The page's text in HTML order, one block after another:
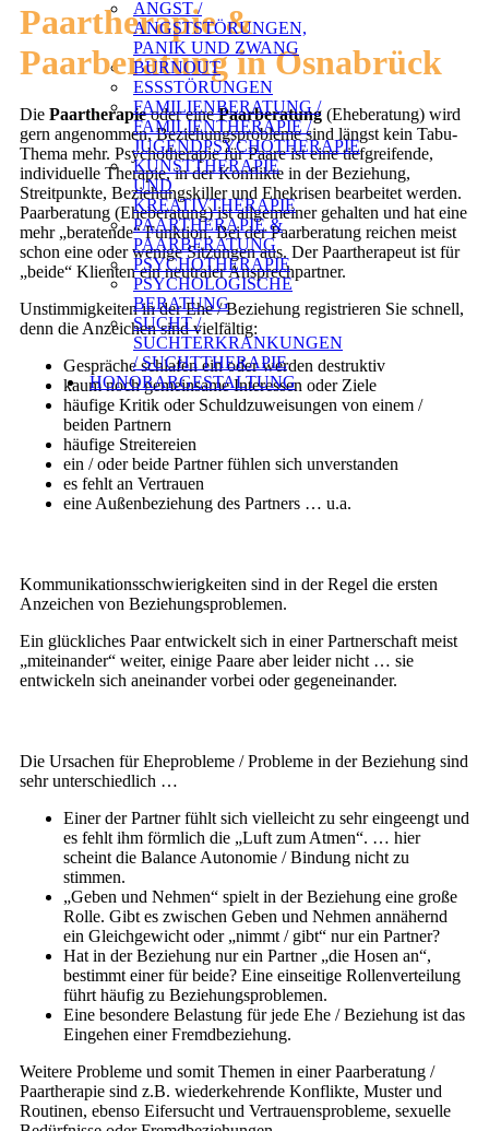
ANGST /
ANGSTSTÖRUNGEN,
PANIK UND ZWANG
BURNOUT
ESSSTÖRUNGEN
FAMILIENBERATUNG /
FAMILIENTHERAPIE /
JUGENDPSYCHOTHERAPIE
KUNSTTHERAPIE
UND
KREATIVTHERAPIE
PAARTHERAPIE &
PAARBERATUNG
PSYCHOTHERAPIE
PSYCHOLOGISCHE
BERATUNG
SUCHT /
SUCHTERKRANKUNGEN
/ SUCHTTHERAPIE
HONORARGESTALTUNG
Paartherapie &
Paarberatung in Osnabrück
Die Paartherapieoder einePaarberatung (Eheberatung) wird
gern angenommen, Beziehungsprobleme sind längst kein Tabu-
Thema mehr. Psychotherapie für Paare ist eine tiefgreifende,
individuelle Therapie, in der Konflikte in der Beziehung,
Streitpunkte, Beziehungskiller und Ehekrisen bearbeitet werden.
Paarberatung (Eheberatung) ist allgemeiner gehalten und hat eine
mehr „beratende“ Funktion. Bei der Paarberatung reichen meist
schon eine oder wenige Sitzungen aus. Der Paartherapeut ist für
„beide“ Klienten ein neutraler Ansprechpartner.
Unstimmigkeiten in der Ehe / Beziehung registrieren Sie schnell,
denn die Anzeichen sind vielfältig:
Gespräche schlafen ein oder werden destruktiv
kaum noch gemeinsame Interessen oder Ziele
häufige Kritik oder Schuldzuweisungen von einem /
beiden Partnern
häufige Streitereien
ein / oder beide Partner fühlen sich unverstanden
es fehlt an Vertrauen
eine Außenbeziehung des Partners … u.a.
Kommunikationsschwierigkeiten sind in der Regel die ersten
Anzeichen von Beziehungsproblemen.
Ein glückliches Paar entwickelt sich in einer Partnerschaft meist
„miteinander“ weiter, einige Paare aber leider nicht … sie
entwickeln sich aneinander vorbei oder gegeneinander.
Die Ursachen für Eheprobleme / Probleme in der Beziehung sind
sehr unterschiedlich …
Einer der Partner fühlt sich vielleicht zu sehr eingeengt und
es fehlt ihm förmlich die „Luft zum Atmen“. … hier
scheint die Balance Autonomie / Bindung nicht zu
stimmen.
„Geben und Nehmen“ spielt in der Beziehung eine große
Rolle. Gibt es zwischen Geben und Nehmen annähernd
ein Gleichgewicht oder „nimmt / gibt“ nur ein Partner?
Hat in der Beziehung nur ein Partner „die Hosen an“,
bestimmt einer für beide? Eine einseitige Rollenverteilung
führt häufig zu Beziehungsproblemen.
Eine besondere Belastung für jede Ehe / Beziehung ist das
Eingehen einer Fremdbeziehung.
Weitere Probleme und somit Themen in einer Paarberatung /
Paartherapie sind z.B. wiederkehrende Konflikte, Muster und
Routinen, ebenso Eifersucht und Vertrauensprobleme, sexuelle